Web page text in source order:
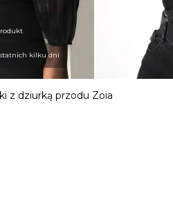
kilku dni
z dziurką przodu Zoia